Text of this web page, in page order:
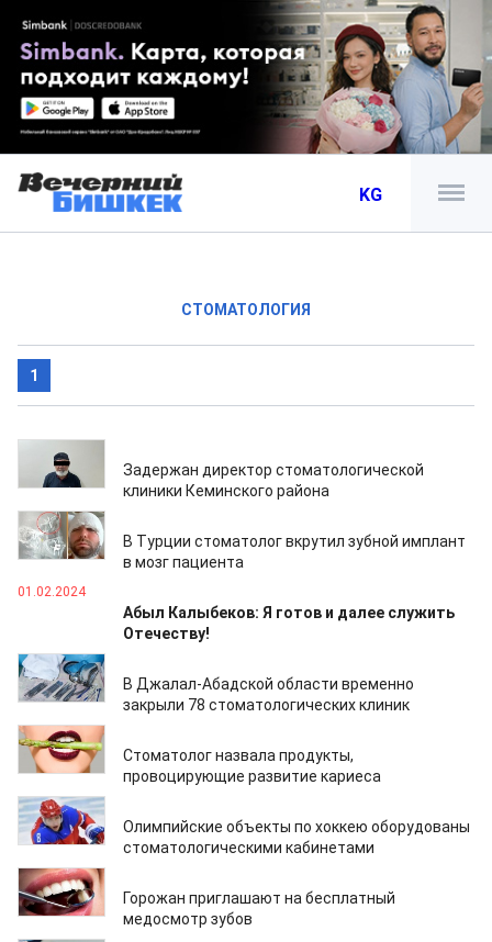
KG
СТОМАТОЛОГИЯ
1
17.05.2024
Задержан директор стоматологической
клиники Кеминского района
29.04.2024
В Турции стоматолог вкрутил зубной имплант
в мозг пациента
01.02.2024
Абыл Калыбеков: Я готов и далее служить
Отечеству!
23.03.2023
В Джалал-Абадской области временно
закрыли 78 стоматологических клиник
16.05.2022
Стоматолог назвала продукты,
провоцирующие развитие кариеса
18.01.2022
Олимпийские объекты по хоккею оборудованы
стоматологическими кабинетами
15.10.2021
Горожан приглашают на бесплатный
медосмотр зубов